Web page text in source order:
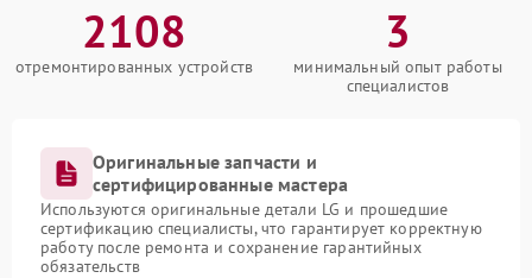
2108
отремонтированных устройств
3
минимальный опыт работы
специалистов
Оригинальные запчасти и
сертифицированные мастера
Используются оригинальные детали LG и прошедшие
сертификацию специалисты, что гарантирует корректную
работу после ремонта и сохранение гарантийных
обязательств